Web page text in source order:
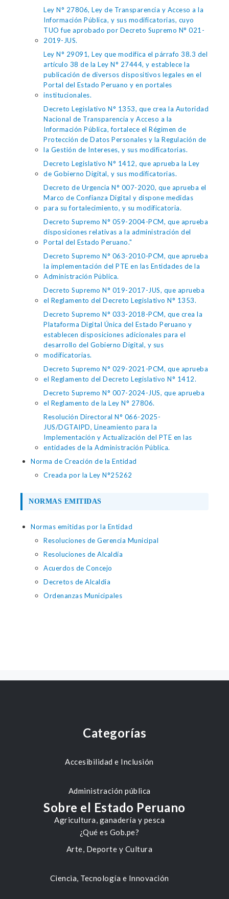
Ley N° 27806, Ley de Transparencia y Acceso a la
Información Pública, y sus modificatorias, cuyo
TUO fue aprobado por Decreto Supremo N° 021-
2019-JUS.
Ley N° 29091, Ley que modifica el párrafo 38.3 del
artículo 38 de la Ley N° 27444, y establece la
publicación de diversos dispositivos legales en el
Portal del Estado Peruano y en portales
institucionales.
Decreto Legislativo N° 1353, que crea la Autoridad
Nacional de Transparencia y Acceso a la
Información Pública, fortalece el Régimen de
Protección de Datos Personales y la Regulación de
la Gestión de Intereses, y sus modificatorias.
Decreto Legislativo N° 1412, que aprueba la Ley
de Gobierno Digital, y sus modificatorias.
Decreto de Urgencia N° 007-2020, que aprueba el
Marco de Confianza Digital y dispone medidas
para su fortalecimiento, y su modificatoria.
Decreto Supremo N° 059-2004-PCM, que aprueba
disposiciones relativas a la administración del
Portal del Estado Peruano."
Decreto Supremo N° 063-2010-PCM, que aprueba
la implementación del PTE en las Entidades de la
Administración Pública.
Decreto Supremo N° 019-2017-JUS, que aprueba
el Reglamento del Decreto Legislativo N° 1353.
Decreto Supremo N° 033-2018-PCM, que crea la
Plataforma Digital Única del Estado Peruano y
establecen disposiciones adicionales para el
desarrollo del Gobierno Digital, y sus
modificatorias.
Decreto Supremo N° 029-2021-PCM, que aprueba
el Reglamento del Decreto Legislativo N° 1412.
Decreto Supremo N° 007-2024-JUS, que aprueba
el Reglamento de la Ley N° 27806.
Resolución Directoral N° 066-2025-
JUS/DGTAIPD, Lineamiento para la
Implementación y Actualización del PTE en las
entidades de la Administración Pública.
Norma de Creación de la Entidad
Creada por la Ley N°25262
NORMAS EMITIDAS
Normas emitidas por la Entidad
Resoluciones de Gerencia Municipal
Resoluciones de Alcaldía
Acuerdos de Concejo
Decretos de Alcaldia
Ordenanzas Municipales
Categorías
Accesibilidad e Inclusión
Administración pública
Agricultura, ganadería y pesca
Arte, Deporte y Cultura
Ciencia, Tecnología e Innovación
Sobre el Estado Peruano
¿Qué es Gob.pe?